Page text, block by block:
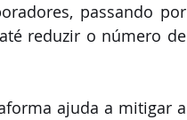
passando por
reduzir o número de
ajuda a mitigar a